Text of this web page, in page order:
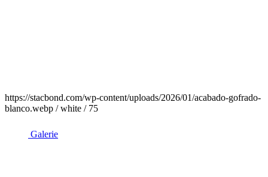
https://stacbond.com/wp-content/uploads/2026/01/acabado-gofrado-
blanco.webp / white / 75
Galerie